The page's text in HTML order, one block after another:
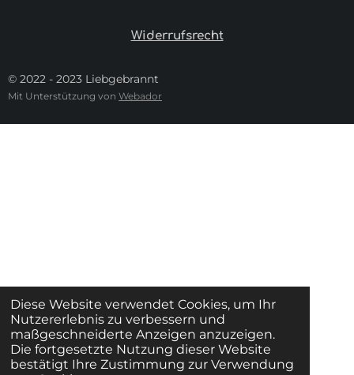
Diese Website verwendet Cookies, um Ihr
Nutzererlebnis zu verbessern und
maßgeschneiderte Anzeigen anzuzeigen.
Die fortgesetzte Nutzung dieser Website
bestätigt Ihre Zustimmung zur Verwendung
Widerrufsrecht
© 2022 - 2023 Liebgebrannt
Mit Unterstützung von Webador